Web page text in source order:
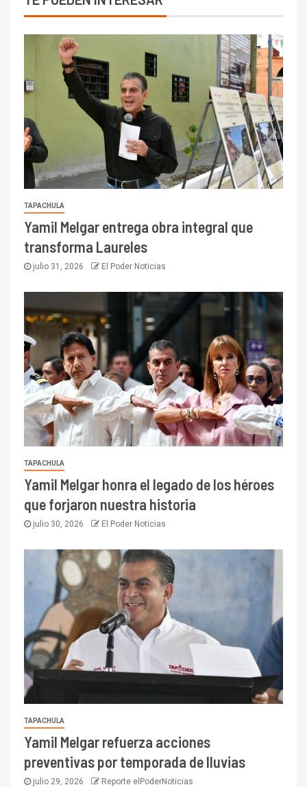
TAPACHULA
Yamil Melgar entrega obra integral que
transforma Laureles
julio 31, 2026 El Poder Noticias
TAPACHULA
Yamil Melgar honra el legado de los héroes
que forjaron nuestra historia
julio 30, 2026 El Poder Noticias
TAPACHULA
Yamil Melgar refuerza acciones
preventivas por temporada de lluvias
julio 29, 2026 Reporte elPoderNoticias